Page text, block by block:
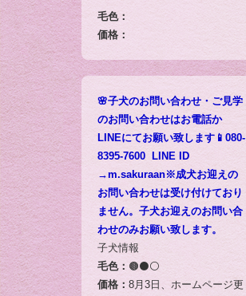
毛色：
価格：
🌸子犬のお問い合わせ・ご見学
のお問い合わせはお電話か
LINEにてお願い致します📱080-
8395-7600 LINE ID
→m.sakuraan※成犬お迎えの
お問い合わせは受け付けており
ません。子犬お迎えのお問い合
わせのみお願い致します。
子犬情報
毛色： 🟤⚫️⚪️
価格： 8月3日、ホームページ更